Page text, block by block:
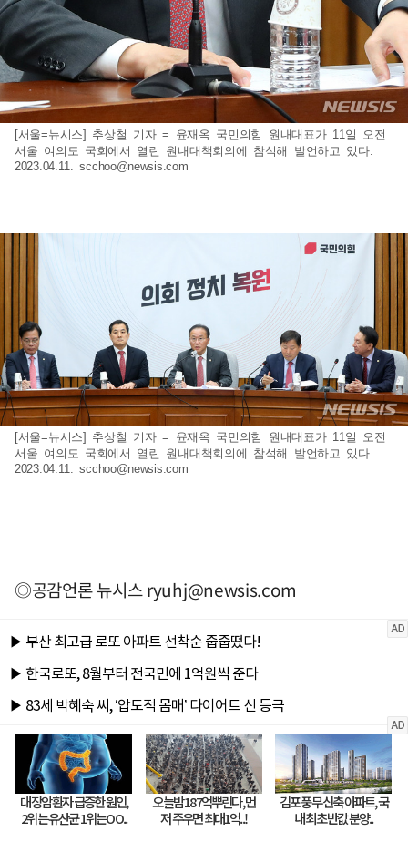
[서울=뉴시스] 추상철 기자 = 윤재옥 국민의힘 원내대표가 11일 오전
서울 여의도 국회에서 열린 원내대책회의에 참석해 발언하고 있다.
2023.04.11.scchoo@newsis.com
[서울=뉴시스] 추상철 기자 = 윤재옥 국민의힘 원내대표가 11일 오전
서울 여의도 국회에서 열린 원내대책회의에 참석해 발언하고 있다.
2023.04.11.scchoo@newsis.com
◎공감언론 뉴시스ryuhj@newsis.com